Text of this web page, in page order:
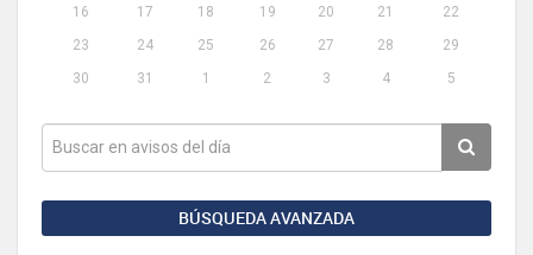
16
17 18 19 20 21
22
23
24 25 26 27 28
29
30
31 1 2 3 4 5
BÚSQUEDA AVANZADA